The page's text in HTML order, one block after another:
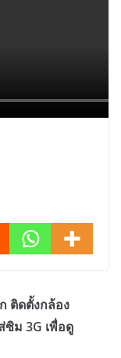
ติดตั้งกล้อง
ซิม 3G เพื่อดู